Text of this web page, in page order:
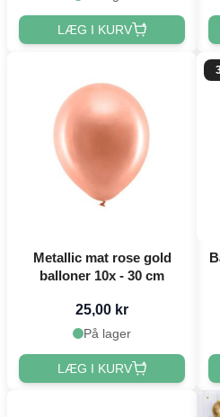
LÆG I KURV
Metallic mat rose gold
balloner 10x - 30 cm
25,00 kr
På lager
LÆG I KURV